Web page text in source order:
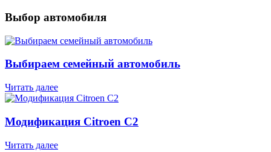
Выбор автомобиля
Выбираем семейный автомобиль
Читать далее
Модификация Citroen С2
Читать далее